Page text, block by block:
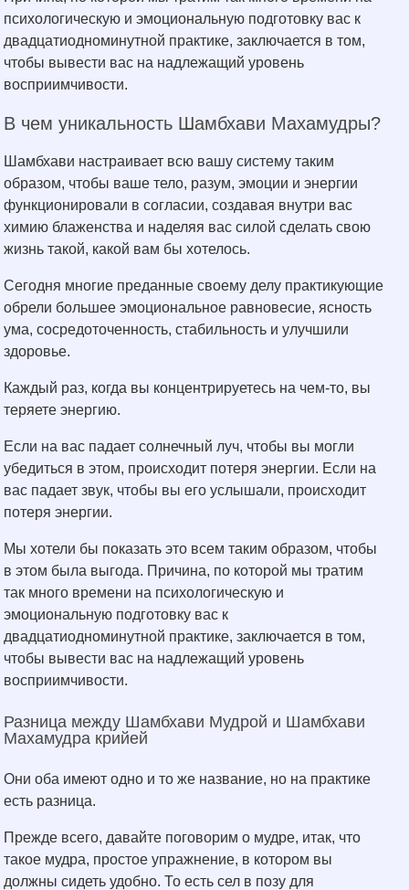
психологическую и эмоциональную подготовку вас к
двадцатиодноминутной практике, заключается в том,
чтобы вывести вас на надлежащий уровень
восприимчивости.
В чем уникальность Шамбхави Махамудры?
Шамбхави настраивает всю вашу систему таким
образом, чтобы ваше тело, разум, эмоции и энергии
функционировали в согласии, создавая внутри вас
химию блаженства и наделяя вас силой сделать свою
жизнь такой, какой вам бы хотелось.
Сегодня многие преданные своему делу практикующие
обрели большее эмоциональное равновесие, ясность
ума, сосредоточенность, стабильность и улучшили
здоровье.
Каждый раз, когда вы концентрируетесь на чем-то, вы
теряете энергию.
Если на вас падает солнечный луч, чтобы вы могли
убедиться в этом, происходит потеря энергии. Если на
вас падает звук, чтобы вы его услышали, происходит
потеря энергии.
Мы хотели бы показать это всем таким образом, чтобы
в этом была выгода. Причина, по которой мы тратим
так много времени на психологическую и
эмоциональную подготовку вас к
двадцатиодноминутной практике, заключается в том,
чтобы вывести вас на надлежащий уровень
восприимчивости.
Разница между Шамбхави Мудрой и Шамбхави
Махамудра крийей
Они оба имеют одно и то же название, но на практике
есть разница.
Прежде всего, давайте поговорим о мудре, итак, что
такое мудра, простое упражнение, в котором вы
должны сидеть удобно. То есть сел в позу для